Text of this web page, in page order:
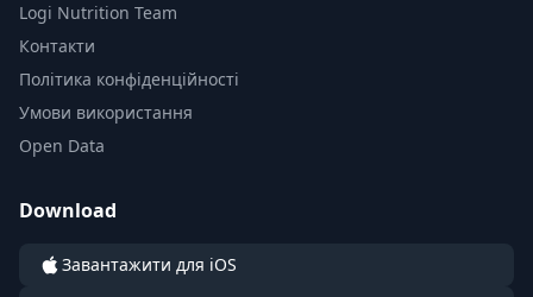
Logi Nutrition Team
Контакти
Політика конфіденційності
Умови використання
Open Data
Download
Завантажити для iOS